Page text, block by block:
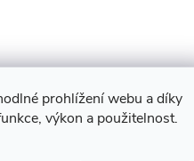
prohlížení webu a díky
výkon a použitelnost.